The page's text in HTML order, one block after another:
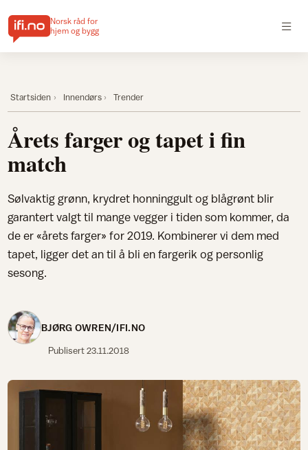
Norsk råd for
hjem og bygg
Startsiden Innendørs Trender
Årets farger og tapet i fin
match
Sølvaktig grønn, krydret honninggult og blågrønt blir
garantert valgt til mange vegger i tiden som kommer, da
de er «årets farger» for 2019. Kombinerer vi dem med
tapet, ligger det an til å bli en fargerik og personlig
sesong.
BJØRG OWREN/IFI.NO
Publisert23.11.2018